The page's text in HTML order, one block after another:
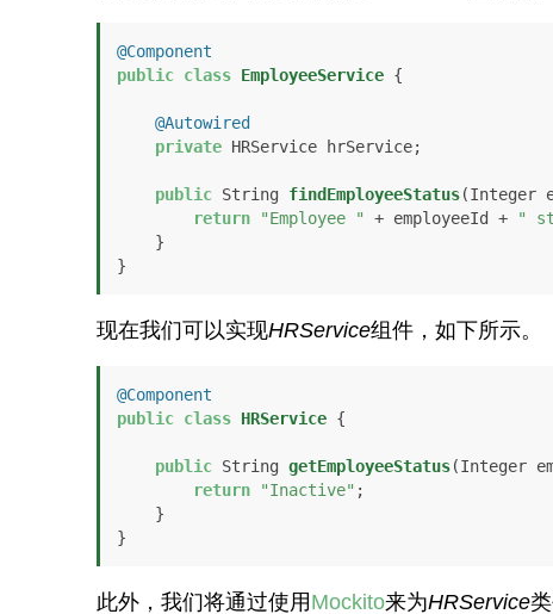
@Component
public class EmployeeService {
@Autowired
private HRService hrService;
public String findEmployeeStatus(Integer
return
"Employee " + employeeId + "
}
现在我们可以实现HRService组件，如下所示。
@Component
public class HRService {
public String getEmployeeStatus(Integer
return
"Inactive" ;
}
此外，我们将通过使用 Mockito来为HRService